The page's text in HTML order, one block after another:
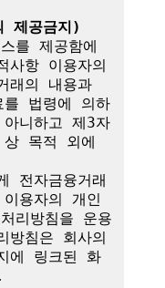
제공금지)
를 제공함에
사항 이용자의
래의 내용과
법령에 의하
니하고 제3자
목적 외에
전자금융거래
용자의 개인
리방침을 운용
방침은 회사의
에 링크된 화